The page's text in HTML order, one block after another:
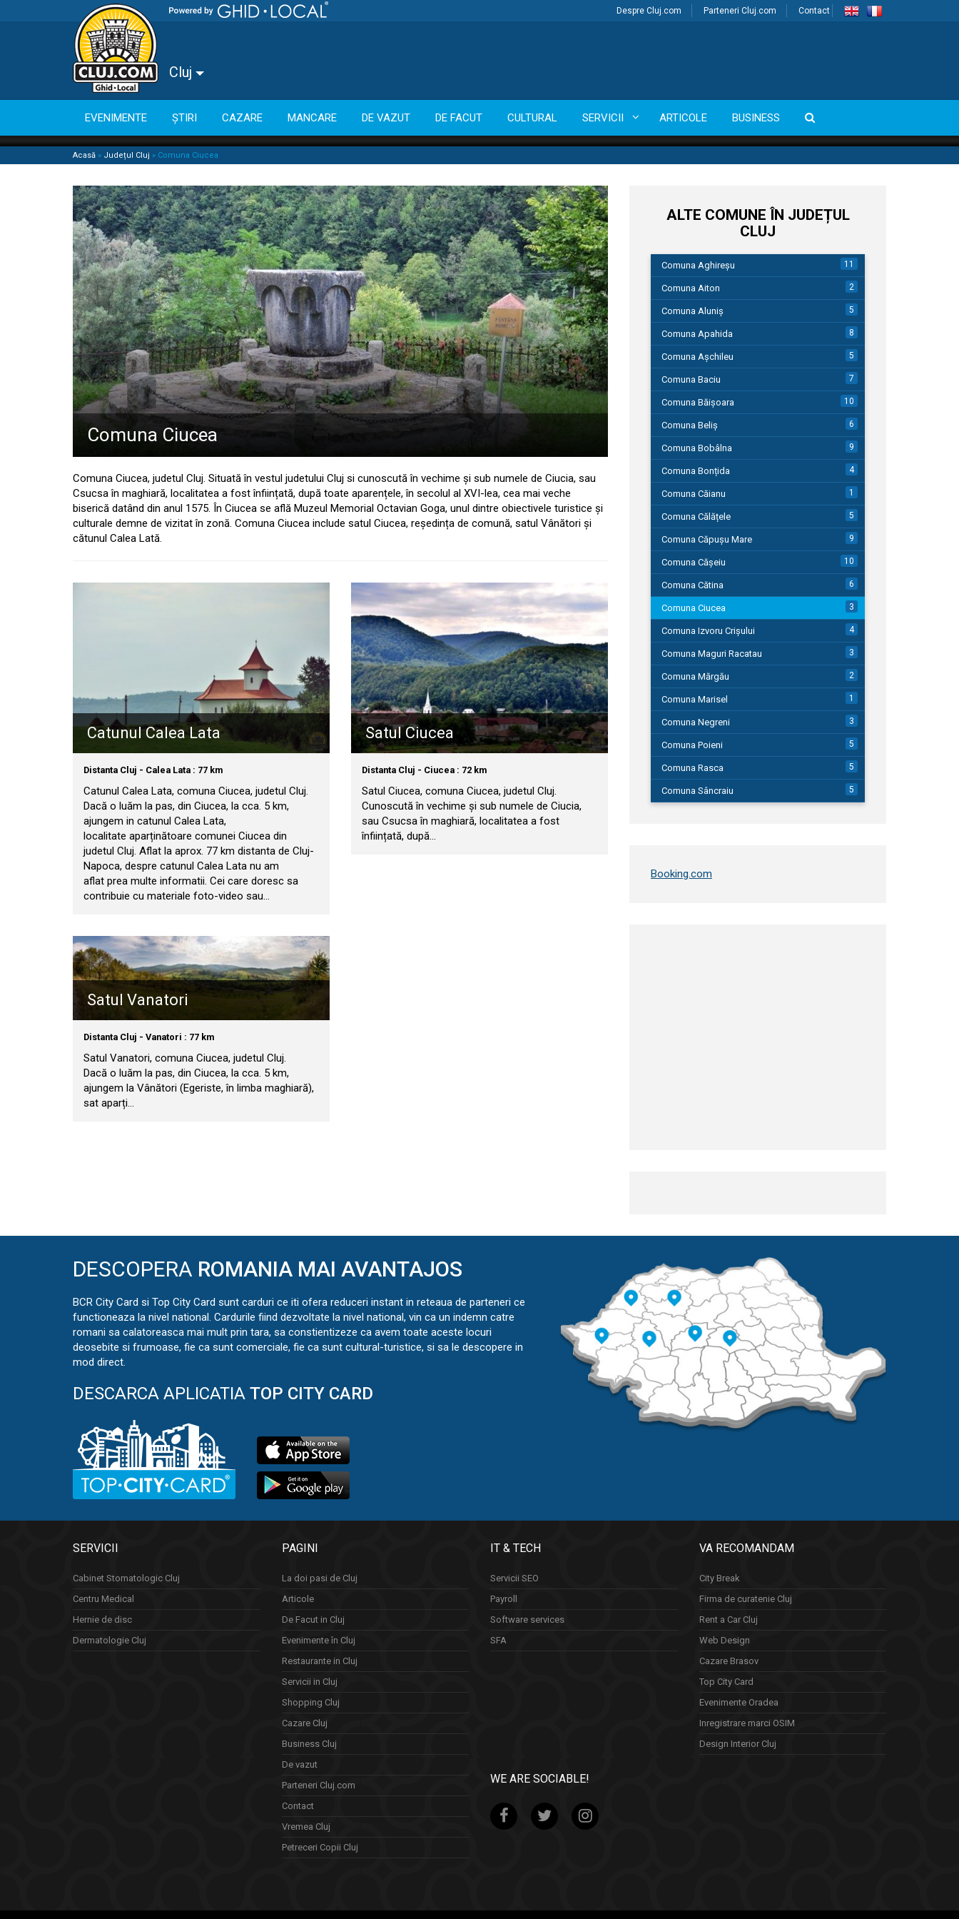
Despre Cluj.com Parteneri Cluj.com Contact
Cluj
EVENIMENTE ȘTIRI CAZARE MANCARE DE VAZUT DE FACUT CULTURAL SERVICII ARTICOLE BUSINESS
Acasă » Județul Cluj » Comuna Ciucea
Comuna Ciucea
Comuna Ciucea, judetul Cluj. Situată în vestul judetului Cluj si cunoscută în vechime și sub numele de Ciucia, sau
Csucsa în maghiară, localitatea a fost înființată, după toate aparențele, în secolul al XVI-lea, cea mai veche
biserică datând din anul 1575. În Ciucea se află Muzeul Memorial Octavian Goga, unul dintre obiectivele turistice și
culturale demne de vizitat în zonă. Comuna Ciucea include satul Ciucea, reședința de comună, satul Vânători și
cătunul Calea Lată.
Catunul Calea Lata
Distanta Cluj - Calea Lata : 77 km
Catunul Calea Lata, comuna Ciucea, judetul Cluj.
Dacă o luăm la pas, din Ciucea, la cca. 5 km,
ajungem in catunul Calea Lata,
localitate aparținătoare comunei Ciucea din
judetul Cluj. Aflat la aprox. 77 km distanta de Cluj-
Napoca, despre catunul Calea Lata nu am
aflat prea multe informatii. Cei care doresc sa
contribuie cu materiale foto-video sau…
Satul Ciucea
Distanta Cluj - Ciucea : 72 km
Satul Ciucea, comuna Ciucea, judetul Cluj.
Cunoscută în vechime și sub numele de Ciucia,
sau Csucsa în maghiară, localitatea a fost
înființată, după…
Satul Vanatori
Distanta Cluj - Vanatori : 77 km
Satul Vanatori, comuna Ciucea, judetul Cluj.
Dacă o luăm la pas, din Ciucea, la cca. 5 km,
ajungem la Vânători (Egeriste, în limba maghiară),
sat aparți…
ALTE COMUNE ÎN JUDEȚUL
CLUJ
Comuna Aghireșu 11
Comuna Aiton 2
Comuna Aluniș 5
Comuna Apahida 8
Comuna Așchileu 5
Comuna Baciu 7
Comuna Băișoara 10
Comuna Beliș 6
Comuna Bobâlna 9
Comuna Bonțida 4
Comuna Căianu 1
Comuna Călățele 5
Comuna Căpușu Mare 9
Comuna Cășeiu 10
Comuna Cătina 6
Comuna Ciucea 3
Comuna Izvoru Crișului 4
Comuna Maguri Racatau 3
Comuna Mărgău 2
Comuna Marisel 1
Comuna Negreni 3
Comuna Poieni 5
Comuna Rasca 5
Comuna Sâncraiu 5
Booking.com
DESCOPERA ROMANIA MAI AVANTAJOS
BCR City Card si Top City Card sunt carduri ce iti ofera reduceri instant in reteaua de parteneri ce
functioneaza la nivel national. Cardurile fiind dezvoltate la nivel national, vin ca un indemn catre
romani sa calatoreasca mai mult prin tara, sa constientizeze ca avem toate aceste locuri
deosebite si frumoase, fie ca sunt comerciale, fie ca sunt cultural-turistice, si sa le descopere in
mod direct.
DESCARCA APLICATIA TOP CITY CARD
SERVICII
Cabinet Stomatologic Cluj
Centru Medical
Hernie de disc
Dermatologie Cluj
PAGINI
La doi pasi de Cluj
Articole
De Facut in Cluj
Evenimente în Cluj
Restaurante in Cluj
Servicii in Cluj
Shopping Cluj
Cazare Cluj
Business Cluj
De vazut
Parteneri Cluj.com
Contact
Vremea Cluj
Petreceri Copii Cluj
IT & TECH
Servicii SEO
Payroll
Software services
SFA
VA RECOMANDAM
City Break
Firma de curatenie Cluj
Rent a Car Cluj
Web Design
Cazare Brasov
Top City Card
Evenimente Oradea
Inregistrare marci OSIM
Design Interior Cluj
WE ARE SOCIABLE!